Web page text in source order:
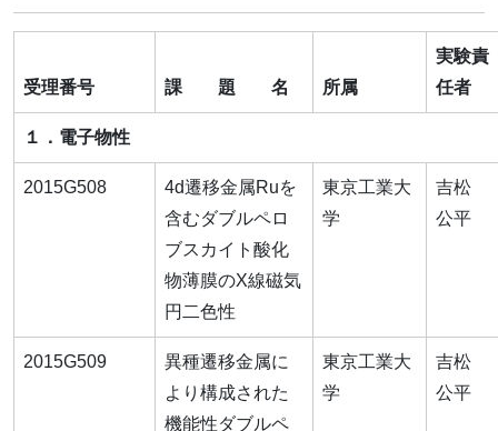
受理番号 課 題 名 所属
実験責
任者
１．電子物性
2015G508
4d遷移金属Ruを
含むダブルペロ
ブスカイト酸化
物薄膜のX線磁気
円二色性
東京工業大
学
吉松
公平
2015G509
異種遷移金属に
より構成された
機能性ダブルペ
東京工業大
学
吉松
公平